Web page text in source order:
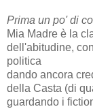
Prima un po' di
Mia Madre è la
dell'abitudine,
politica
dando ancora
della Casta (di
guardando i